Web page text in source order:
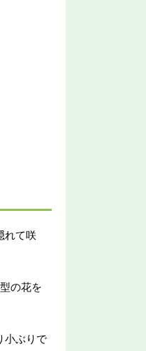
れて咲
の花を
小ぶりで